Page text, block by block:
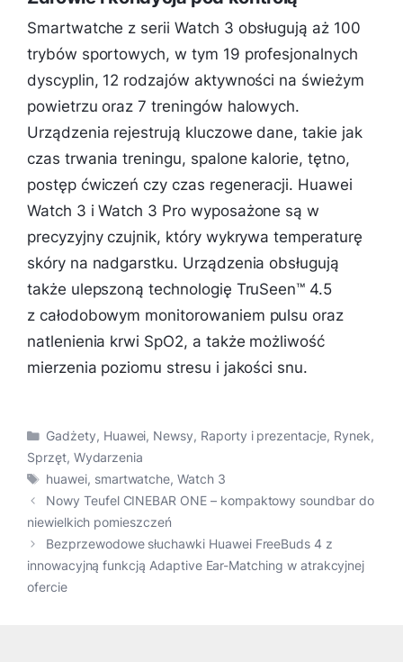
Smartwatche z serii Watch 3 obsługują aż 100
trybów sportowych, w tym 19 profesjonalnych
dyscyplin, 12 rodzajów aktywności na świeżym
powietrzu oraz 7 treningów halowych.
Urządzenia rejestrują kluczowe dane, takie jak
czas trwania treningu, spalone kalorie, tętno,
postęp ćwiczeń czy czas regeneracji. Huawei
Watch 3 i Watch 3 Pro wyposażone są w
precyzyjny czujnik, który wykrywa temperaturę
skóry na nadgarstku. Urządzenia obsługują
także ulepszoną technologię TruSeen™ 4.5
z całodobowym monitorowaniem pulsu oraz
natlenienia krwi SpO2, a także możliwość
mierzenia poziomu stresu i jakości snu.
Kategorie
Gadżety, Huawei, Newsy, Raporty i prezentacje, Rynek,
Sprzęt, Wydarzenia
Tagi
huawei, smartwatche,Watch 3
Nowy Teufel CINEBAR ONE – kompaktowy soundbar do
niewielkich pomieszczeń
Bezprzewodowe słuchawki Huawei FreeBuds 4 z
innowacyjną funkcją Adaptive Ear-Matching w atrakcyjnej
ofercie